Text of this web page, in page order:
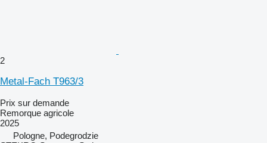
2
Metal-Fach T963/3
Prix sur demande
Remorque agricole
2025
Pologne, Podegrodzie